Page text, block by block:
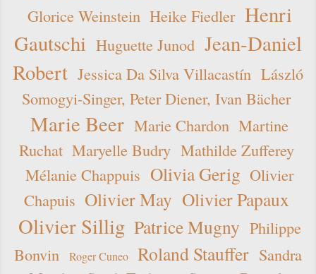
Glorice Weinstein Heike Fiedler Henri
Gautschi Huguette Junod Jean-Daniel
Robert Jessica Da Silva Villacastín László
Somogyi-Singer, Peter Diener, Ivan Bächer
Marie Beer Marie Chardon Martine
Ruchat Maryelle Budry Mathilde Zufferey
Mélanie Chappuis Olivia Gerig Olivier
Chapuis Olivier May Olivier Papaux
Olivier Sillig Patrice Mugny Philippe
Bonvin
Roger Cuneo Roland Stauffer Sandra